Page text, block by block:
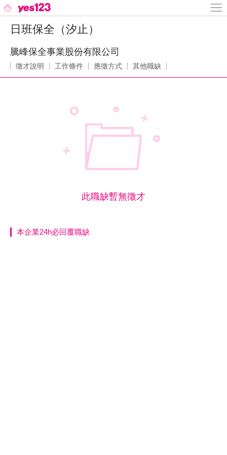
日班保全（汐止）
騰峰保全事業股份有限公司
徵才說明 工作條件 應徵方式 其他職缺
此職缺暫無徵才
本企業24h必回覆職缺